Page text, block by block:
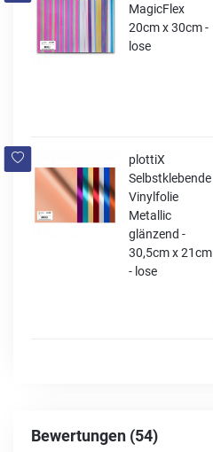
MagicFlex
20cm x 30cm -
lose
plottiX
Selbstklebende
Vinylfolie
Metallic
glänzend -
30,5cm x 21cm
- lose
Bewertungen (54)